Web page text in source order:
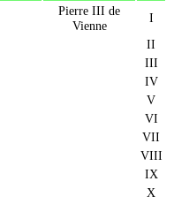
Pierre III de
Vienne
I
II
III
IV
V
VI
VII
VIII
IX
X